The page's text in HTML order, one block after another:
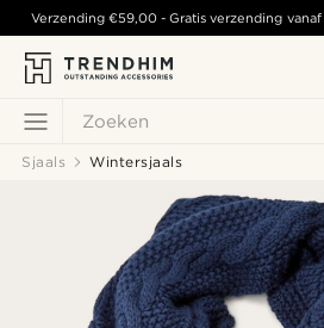
Zoeken
Verzending€59,00 - Gratis verzending vanaf
Sjaals Wintersjaals